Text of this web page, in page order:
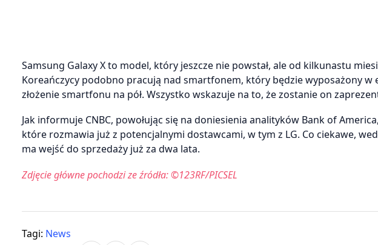
Samsung Galaxy X to model, który jeszcze nie powstał, ale od kilkunastu
Koreańczycy podobno pracują nad smartfonem, który będzie wyposażony w
złożenie smartfonu na pół. Wszystko wskazuje na to, że zostanie on
Jak informuje CNBC, powołując się na doniesienia analityków Bank of
które rozmawia już z potencjalnymi dostawcami, w tym z LG. Co ciekawe,
ma wejść do sprzedaży już za dwa lata.
Zdjęcie główne pochodzi ze źródła: ©123RF/PICSEL
Tagi: News